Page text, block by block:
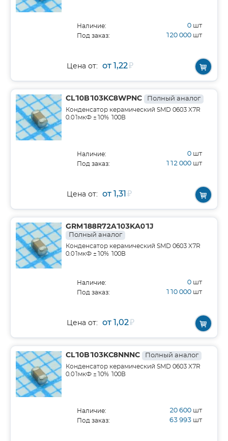
Наличие: 0 шт
Под заказ: 120 000 шт
Цена от: от 1,22₽
CL10B103KC8WPNC Полный аналог
Конденсатор керамический SMD 0603 X7R
0.01мкФ ±10% 100В
Наличие: 0 шт
Под заказ: 112 000 шт
Цена от: от 1,31₽
GRM188R72A103KA01J
Полный аналог
Конденсатор керамический SMD 0603 X7R
0.01мкФ ±10% 100В
Наличие: 0 шт
Под заказ: 110 000 шт
Цена от: от 1,02₽
CL10B103KC8NNNC Полный аналог
Конденсатор керамический SMD 0603 X7R
0.01мкФ ±10% 100В
Наличие: 20 600 шт
Под заказ: 63 993 шт